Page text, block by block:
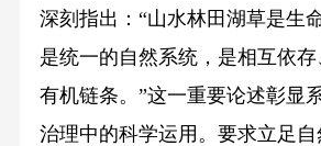
深刻指出：“山水林田湖草是生
是统一的自然系统，是相互依
有机链条。”这一重要论述彰显
治理中的科学运用。要求立足